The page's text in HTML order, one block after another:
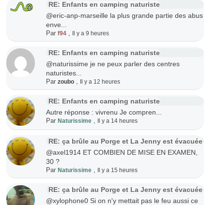
RE: Enfants en camping naturiste
@eric-anp-marseille la plus grande partie des abus
enve...
Par f94, Il y a 9 heures
RE: Enfants en camping naturiste
@naturissime je ne peux parler des centres
naturistes...
Par zoubo, Il y a 12 heures
RE: Enfants en camping naturiste
Autre réponse : vivrenu Je compren...
Par Naturissime, Il y a 14 heures
RE: ça brûle au Porge et La Jenny est évacuée
@axel1914 ET COMBIEN DE MISE EN EXAMEN,
30 ?
Par Naturissime, Il y a 15 heures
RE: ça brûle au Porge et La Jenny est évacuée
@xylophone0 Si on n'y mettait pas le feu aussi ce